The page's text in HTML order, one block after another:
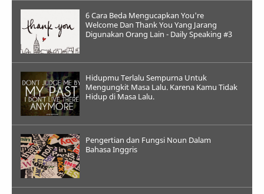
6 Cara Beda Mengucapkan You're
Welcome Dan Thank You Yang Jarang
Digunakan Orang Lain - Daily Speaking #3
Hidupmu Terlalu Sempurna Untuk
Mengungkit Masa Lalu. Karena Kamu Tidak
Hidup di Masa Lalu.
Pengertian dan Fungsi Noun Dalam
Bahasa Inggris